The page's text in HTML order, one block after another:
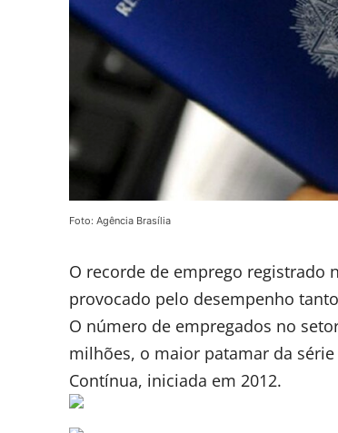
Foto: Agência Brasília
O recorde de emprego registrado
provocado pelo desempenho
O número de empregados no
milhões, o maior patamar da
Contínua, iniciada em 2012.